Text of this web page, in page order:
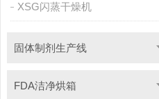
XSG闪蒸干燥机
固体制剂生产线
FDA洁净烘箱